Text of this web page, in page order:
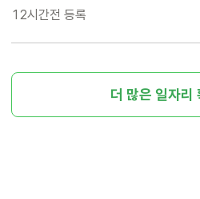
12시간전 등록
더 많은 일자리